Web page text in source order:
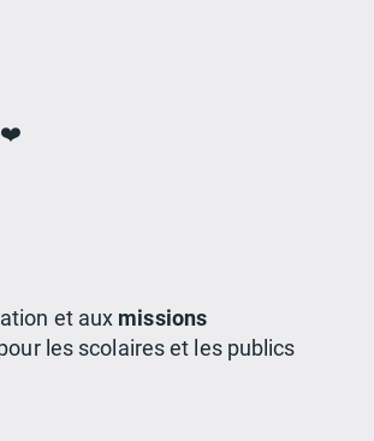
et aux missions
les scolaires et les publics